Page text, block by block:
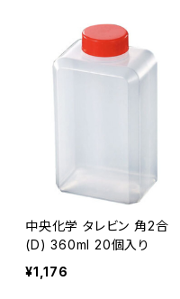
中央化学 タレビン 角2合
(D) 360ml 20個入り
¥1,176